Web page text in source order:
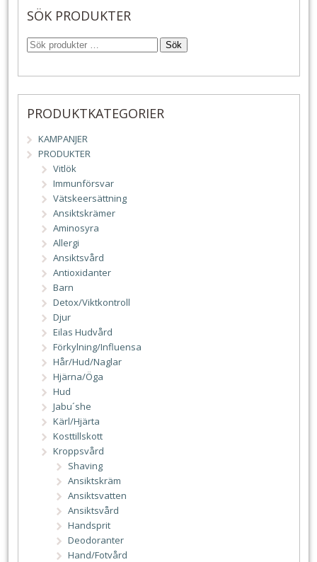
SÖK PRODUKTER
Sök
PRODUKTKATEGORIER
KAMPANJER
PRODUKTER
Vitlök
Immunförsvar
Vätskeersättning
Ansiktskrämer
Aminosyra
Allergi
Ansiktsvård
Antioxidanter
Barn
Detox/Viktkontroll
Djur
Eilas Hudvård
Förkylning/Influensa
Hår/Hud/Naglar
Hjärna/Öga
Hud
Jabu´she
Kärl/Hjärta
Kosttillskott
Kroppsvård
Shaving
Ansiktskräm
Ansiktsvatten
Ansiktsvård
Handsprit
Deodoranter
Hand/Fotvård